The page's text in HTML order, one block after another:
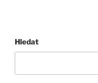
Hledat